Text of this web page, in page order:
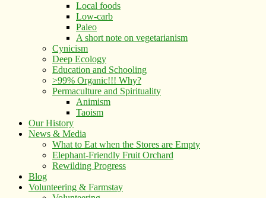
Local foods
Low-carb
Paleo
A short note on vegetarianism
Cynicism
Deep Ecology
Education and Schooling
>99% Organic!!! Why?
Permaculture and Spirituality
Animism
Taoism
Our History
News & Media
What to Eat when the Stores are Empty
Elephant-Friendly Fruit Orchard
Rewilding Progress
Blog
Volunteering & Farmstay